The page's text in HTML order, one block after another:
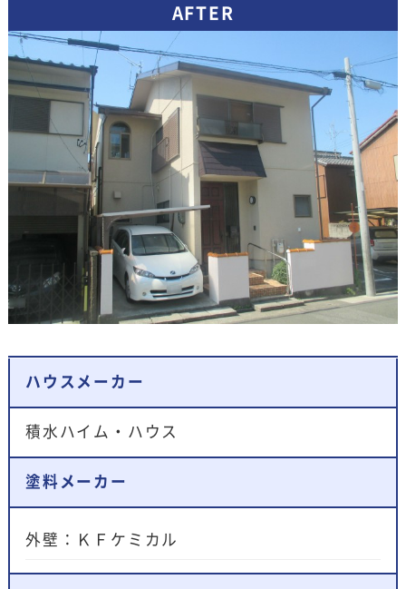
AFTER
ハウスメーカー
積水ハイム・ハウス
塗料メーカー
外壁：ＫＦケミカル